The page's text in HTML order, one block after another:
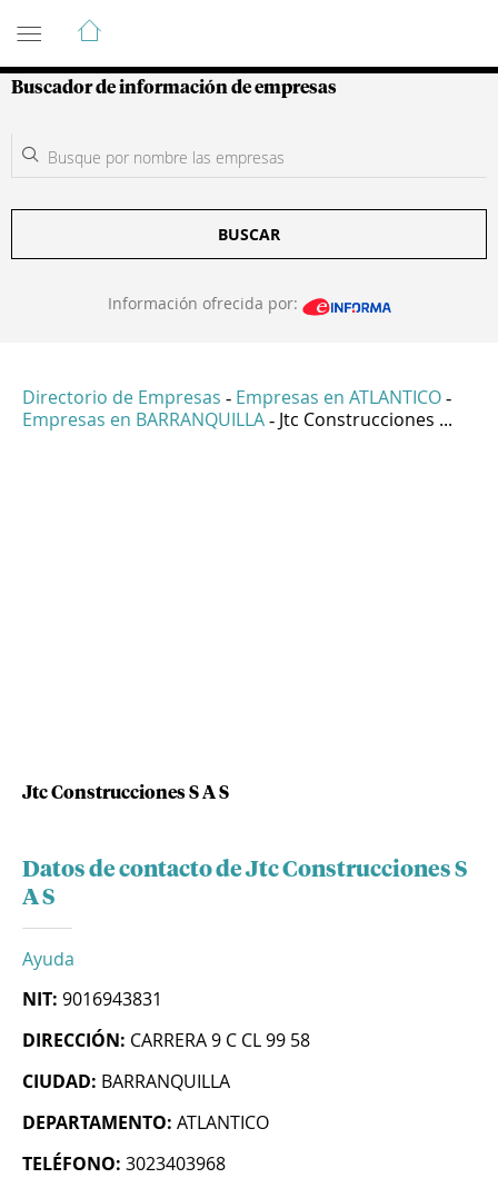
Guía de Empresas Colombianas
Buscador de información de empresas
BUSCAR
Información ofrecida por:
Directorio de Empresas - Empresas en ATLANTICO -
Empresas en BARRANQUILLA - Jtc Construcciones ...
Jtc Construcciones S A S
Datos de contacto de Jtc Construcciones S
A S
Ayuda
NIT: 9016943831
DIRECCIÓN: CARRERA 9 C CL 99 58
CIUDAD: BARRANQUILLA
DEPARTAMENTO: ATLANTICO
TELÉFONO: 3023403968